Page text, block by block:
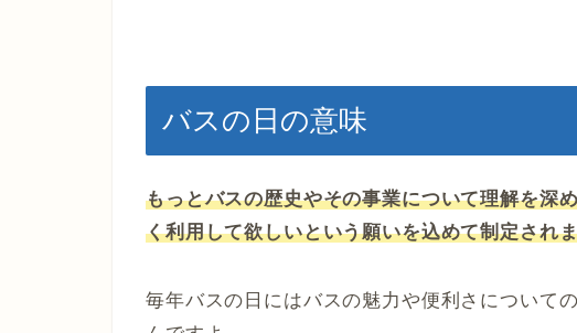
バスの日の意味
もっとバスの歴史やその事業について理解を深
く利用して欲しいという願いを込めて制定され
毎年バスの日にはバスの魅力や便利さについて